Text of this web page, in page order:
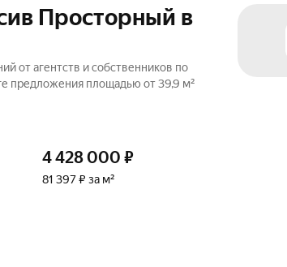
Просторный в
от агентств и собственников по
предложения площадью от 39,9 м²
4 428 000 ₽
81 397 ₽ за м²